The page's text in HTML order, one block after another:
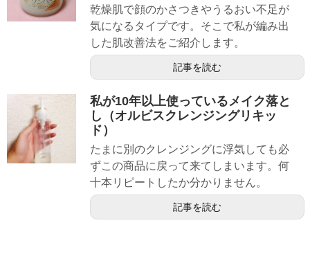
乾燥肌で顔のかさつきやうるおい不足が
気になるタイプです。そこで私が編み出
した肌改善法をご紹介します。
記事を読む
私が10年以上使っているメイク落と
し（オルビスクレンジングリキッ
ド）
たまに別のクレンジングに浮気しても必
ずこの商品に戻って来てしまいます。何
十本リピートしたか分かりません。
記事を読む